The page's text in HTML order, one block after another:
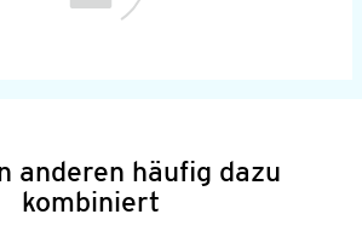
anderen häufig dazu
kombiniert